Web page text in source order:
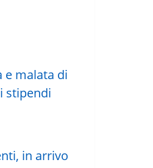
e malata di
stipendi